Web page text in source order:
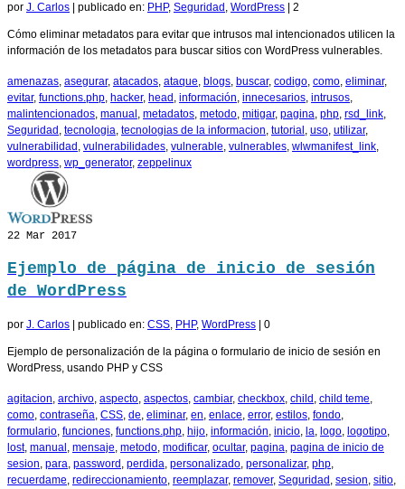
por J. Carlos publicado en: PHP, Seguridad , WordPress 2
Cómo eliminar metadatos para evitar que intrusos mal intencionados utilicen la
información de los metadatos para buscar sitios con WordPress vulnerables.
amenazas, asegurar, atacados, ataque, blogs, buscar, codigo, como, eliminar,
evitar, functions.php, hacker, head , información, innecesarios, intrusos,
malintencionados, manual , metadatos, metodo, mitigar, pagina, php, rsd_link,
Seguridad , tecnologia, tecnologias de la informacion, tutorial , uso, utilizar,
vulnerabilidad , vulnerabilidades, vulnerable, vulnerables, wlwmanifest_link,
wordpress, wp_generator, zeppelinux
22 Mar 2017
Ejemplo de página de inicio de sesión
de WordPress
por J. Carlos publicado en: CSS, PHP, WordPress 0
Ejemplo de personalización de la página o formulario de inicio de sesión en
WordPress, usando PHP y CSS
agitacion, archivo, aspecto, aspectos, cambiar, checkbox, child , child teme,
como, contraseña, CSS, de, eliminar, en, enlace, error, estilos, fondo,
formulario, funciones, functions.php, hijo, información, inicio, la, logo, logotipo,
lost, manual , mensaje, metodo, modificar, ocultar, pagina, pagina de inicio de
sesion, para, password , perdida, personalizado, personalizar, php,
recuerdame, redireccionamiento, reemplazar, remover, Seguridad , sesion, sitio,